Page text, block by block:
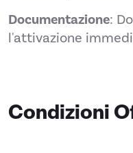
Documentazione:
l'attivazione
Condizioni